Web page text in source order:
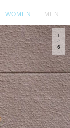
WOMEN MEN
1
6